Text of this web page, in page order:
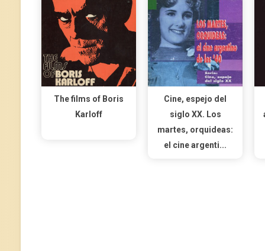
The films of Boris
Karloff
Cine, espejo del
siglo XX. Los
martes, orquideas:
el cine argenti...